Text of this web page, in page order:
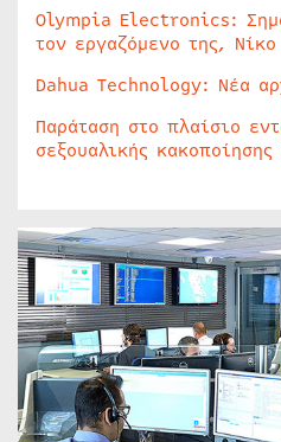
Olympia Electronics:
τον εργαζόμενο της,
Dahua Technology: Νέα
Παράταση στο πλαίσιο
σεξουαλικής